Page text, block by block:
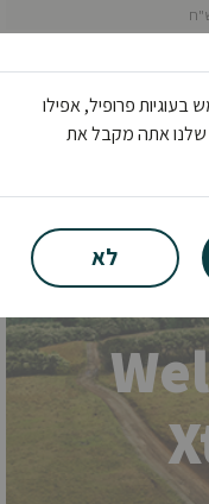
פרופיל, אפילו
שלנו אתה מקבל את
לא